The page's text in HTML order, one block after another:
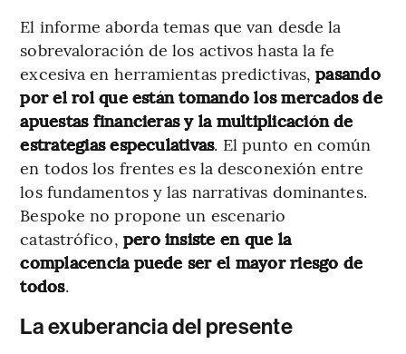
El informe aborda temas que van desde la
sobrevaloración de los activos hasta la fe
excesiva en herramientas predictivas,pasando
por el rol que están tomando los mercados de
apuestas financieras y la multiplicación de
estrategias especulativas. El punto en común
en todos los frentes es la desconexión entre
los fundamentos y las narrativas dominantes.
Bespoke no propone un escenario
catastrófico, pero insiste en que la
complacencia puede ser el mayor riesgo de
todos.
La exuberancia del presente